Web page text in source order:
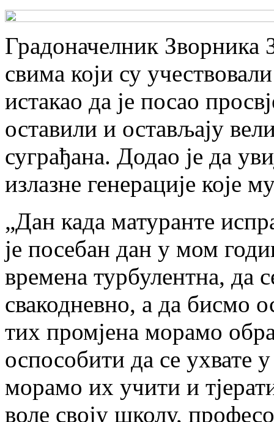
Градоначелник Зворника
свима који су
истакао да је посао
оставили и остављају
суграђана. Додао је да
излазне генерације које
„Дан када матуранте
је посебан дан у мом
времена турбулентна, да
свакодневно, а да бисмо
тих промјена морамо
оспособити да се ухвате
морамо их учити и
воле своју школу,